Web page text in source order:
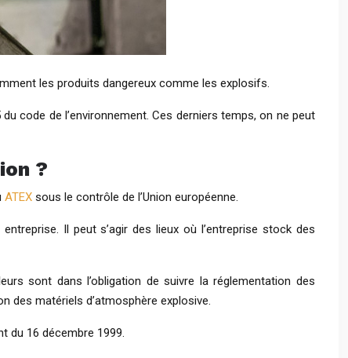
les produits dangereux comme les explosifs.
code de l’environnement. Ces derniers temps, on ne peut
?
ATEX sous le contrôle de l’Union européenne.
Il peut s’agir des lieux où l’entreprise stock des
sont dans l’obligation de suivre la réglementation des
des matériels d’atmosphère explosive.
du 16 décembre 1999.